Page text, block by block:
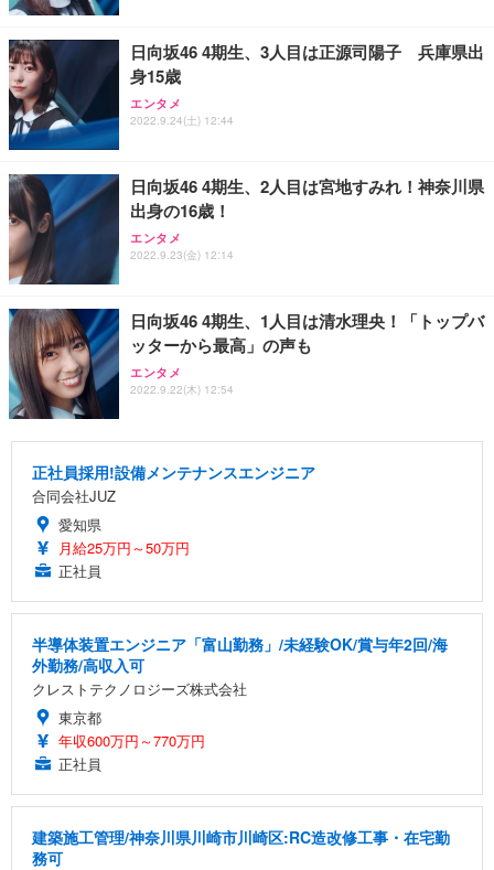
日向坂46 4期生、3人目は正源司陽子 兵庫県出
身15歳
エンタメ
2022.9.24(土) 12:44
日向坂46 4期生、2人目は宮地すみれ！神奈川県
出身の16歳！
エンタメ
2022.9.23(金) 12:14
日向坂46 4期生、1人目は清水理央！「トップバ
ッターから最高」の声も
エンタメ
2022.9.22(木) 12:54
正社員採用!設備メンテナンスエンジニア
合同会社JUZ
愛知県
月給25万円～50万円
正社員
半導体装置エンジニア「富山勤務」/未経験OK/賞与年2回/海
外勤務/高収入可
クレストテクノロジーズ株式会社
東京都
年収600万円～770万円
正社員
建築施工管理/神奈川県川崎市川崎区:RC造改修工事・在宅勤
務可